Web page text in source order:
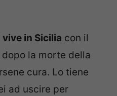
vive in Sicilia con il
la morte della
cura. Lo tiene
ad uscire per